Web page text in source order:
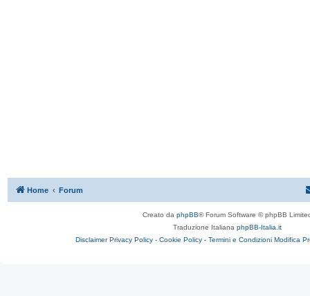
Home Forum
Creato da phpBB® Forum Software © phpBB
Traduzione Italiana phpBB-Italia.it
Disclaimer Privacy Policy - Cookie Policy - Termini e Condizioni Modifica